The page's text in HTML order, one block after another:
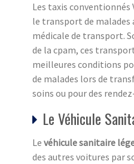
Les taxis conventionnés
le transport de malades
médicale de transport.
de la cpam, ces
meilleures conditions
de malades lors de
soins ou pour des
Le Véhicule
Le véhicule sanitaire
des autres voitures par